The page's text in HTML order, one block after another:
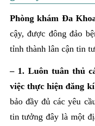
Phòng khám Đa
cậy, được đông đảo
tỉnh thành lân cận tin
– 1. Luôn tuân thủ
việc thực hiện đăng
bảo đầy đủ các yêu
tin tưởng đây là một